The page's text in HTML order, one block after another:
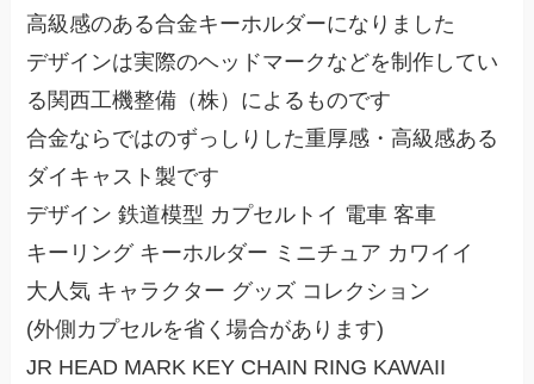
高級感のある合金キーホルダーになりました
デザインは実際のヘッドマークなどを制作してい
る関西工機整備（株）によるものです
合金ならではのずっしりした重厚感・高級感ある
ダイキャスト製です
デザイン 鉄道模型 カプセルトイ 電車 客車
キーリング キーホルダー ミニチュア カワイイ
大人気 キャラクター グッズ コレクション
(外側カプセルを省く場合があります)
JR HEAD MARK KEY CHAIN RING KAWAII